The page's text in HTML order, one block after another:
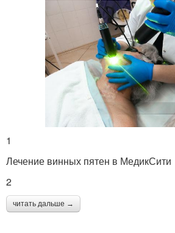
1
Лечение винных пятен в МедикСити
2
читать дальше →